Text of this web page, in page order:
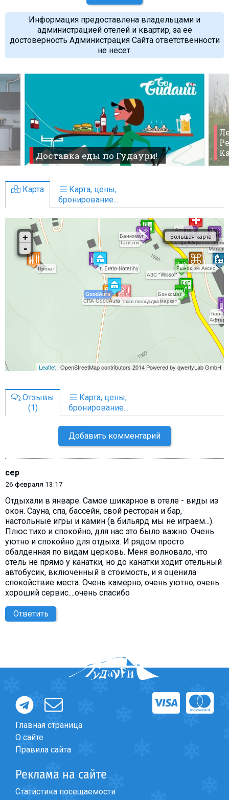
Информация предоставлена владельцами и
администрацией отелей и квартир, за ее
достоверность Администрация Сайта ответственности
не несет.
Доставка еды по Гудаури!
Карта
Карта, цены,
бронирование...
Отзывы
(1)
Карта, цены,
бронирование...
Добавить комментарий
сер
26 февраля 13:17
Отдыхали в январе. Самое шикарное в отеле - виды из
окон. Сауна, спа, бассейн, свой ресторан и бар,
настольные игры и камин (в бильярд мы не играем...).
Плюс тихо и спокойно, для нас это было важно. Очень
уютно и спокойно для отдыха. И рядом просто
обалденная по видам церковь. Меня волновало, что
отель не прямо у канатки, но до канатки ходит отельный
автобусик, включенный в стоимость, и я оценила
спокойствие места. Очень камерно, очень уютно, очень
хороший сервис....очень спасибо
Ответить
Главная страница
О сайте
Правила сайта
Реклама на сайте
Статистика посещаемости